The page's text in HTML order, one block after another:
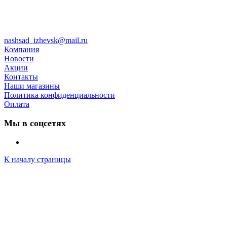
nashsad_izhevsk@mail.ru
Компания
Новости
Акции
Контакты
Наши магазины
Политика конфиденциальности
Оплата
Мы в соцсетях
К началу страницы